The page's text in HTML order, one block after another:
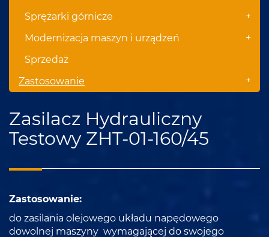
Sprężarki górnicze +
Modernizacja maszyn i urządzeń +
Sprzedaż
Zastosowanie +
Zasilacz Hydrauliczny
Testowy ZHT-01-160/45
Zastosowanie:
do zasilania olejowego układu napędowego
dowolnej maszyny wymagającej do swojego